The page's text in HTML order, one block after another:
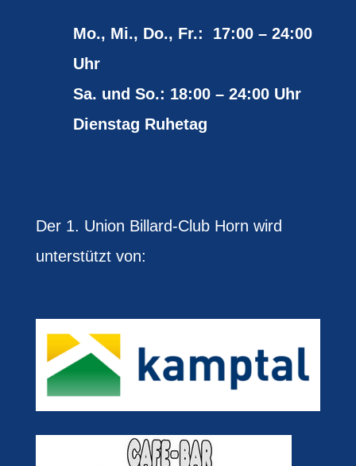
Mo., Mi., Do., Fr.: 17:00 – 24:00
Uhr
Sa. und So.: 18:00 – 24:00 Uhr
Dienstag Ruhetag
Der 1. Union Billard-Club Horn wird
unterstützt von: